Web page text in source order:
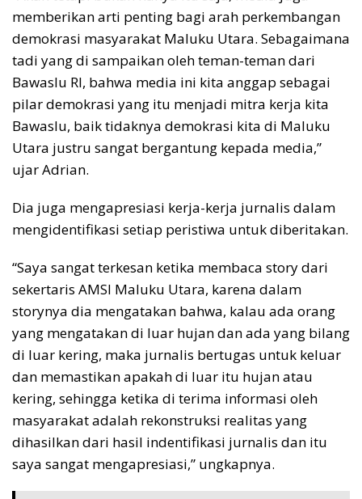
memberikan arti penting bagi arah perkembangan
demokrasi masyarakat Maluku Utara. Sebagaimana
tadi yang di sampaikan oleh teman-teman dari
Bawaslu RI, bahwa media ini kita anggap sebagai
pilar demokrasi yang itu menjadi mitra kerja kita
Bawaslu, baik tidaknya demokrasi kita di Maluku
Utara justru sangat bergantung kepada media,”
ujar Adrian.
Dia juga mengapresiasi kerja-kerja jurnalis dalam
mengidentifikasi setiap peristiwa untuk diberitakan.
“Saya sangat terkesan ketika membaca story dari
sekertaris AMSI Maluku Utara, karena dalam
storynya dia mengatakan bahwa, kalau ada orang
yang mengatakan di luar hujan dan ada yang bilang
di luar kering, maka jurnalis bertugas untuk keluar
dan memastikan apakah di luar itu hujan atau
kering, sehingga ketika di terima informasi oleh
masyarakat adalah rekonstruksi realitas yang
dihasilkan dari hasil indentifikasi jurnalis dan itu
saya sangat mengapresiasi,” ungkapnya.